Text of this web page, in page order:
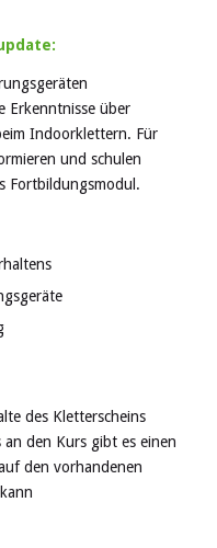
Erkenntnisse über
Indoorklettern. Für
und schulen
Fortbildungsmodul.
des Kletterscheins
den Kurs gibt es einen
den vorhandenen